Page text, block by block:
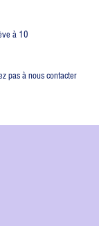
à 10
pas à nous contacter